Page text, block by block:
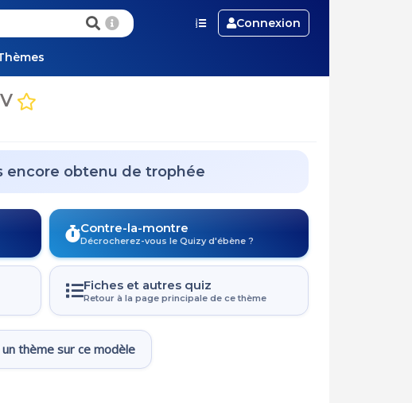
Connexion
encore obtenu de trophée
Contre-la-montre
Décrocherez-vous le Quizy d'ébène ?
Fiches et autres quiz
Retour à la page principale de ce thème
thème sur ce modèle